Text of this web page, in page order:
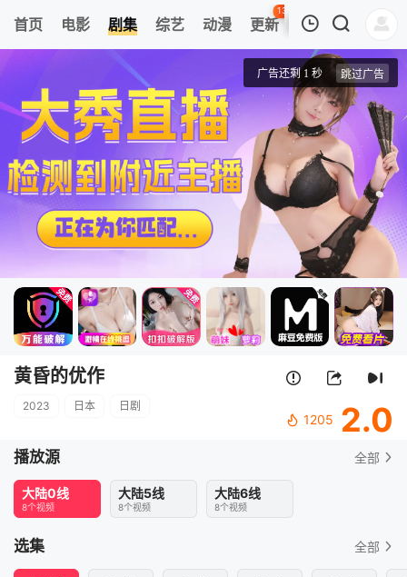
首页 电影 剧集 综艺 动漫 更新
135
热榜 APP
我的观影记录
第1集
黄昏的优作
清空
黄昏的优作
2023 日本 日剧
1205 2.0
播放源 全部
大陆0线
8个视频
大陆5线
8个视频
大陆6线
8个视频
选集 全部